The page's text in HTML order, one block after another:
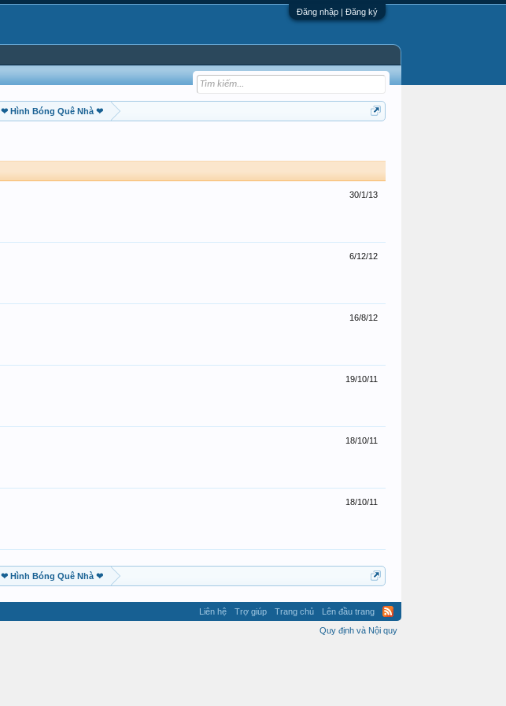
Đăng nhập | Đăng ký
❤ Hình Bóng Quê Nhà ❤
30/1/13
6/12/12
16/8/12
19/10/11
18/10/11
18/10/11
❤ Hình Bóng Quê Nhà ❤
Liên hệ Trợ giúp Trang chủ
Lên đầu trang
Quy định và Nội quy